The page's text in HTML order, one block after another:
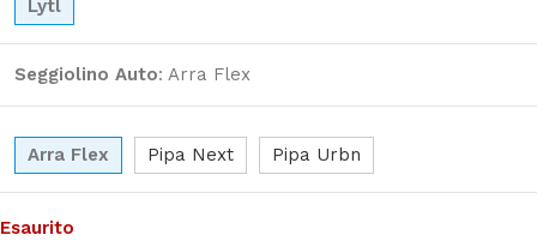
Lytl
Seggiolino Auto: Arra Flex
Arra Flex Pipa Next Pipa Urbn
Esaurito